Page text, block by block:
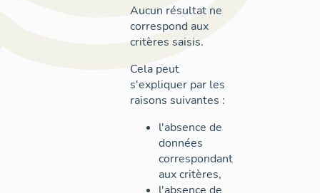
Aucun résultat ne
correspond aux
critères saisis.
Cela peut
s'expliquer par les
raisons suivantes :
l'absence de
données
correspondant
aux critères,